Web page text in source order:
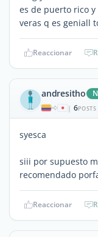
es de puerto rico
veras q es geniall
Reaccionar
andresitho
| 6POSTS
syesca
siii por supuesto
recomendado
Reaccionar